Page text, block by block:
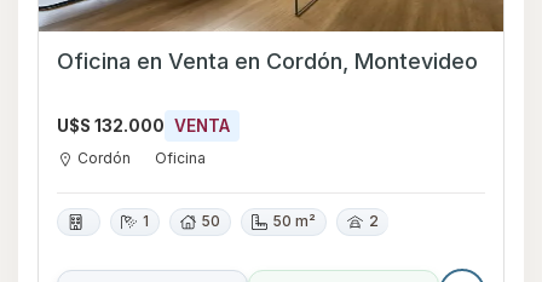
Oficina en Venta en Cordón, Montevideo
U$S 132.000 VENTA
Cordón Oficina
1 50 50 m² 2